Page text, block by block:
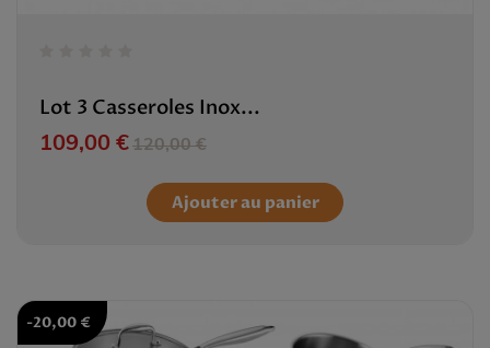
Lot 3 Casseroles Inox...
Prix
109,00 € Prix de base
120,00 €
Ajouter au panier
-20,00 €